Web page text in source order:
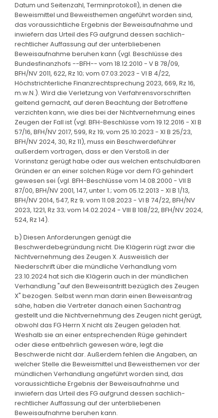
Datum und Seitenzahl, Terminprotokoll), in denen die
Beweismittel und Beweisthemen angeführt worden sind,
das voraussichtliche Ergebnis der Beweisaufnahme und
inwiefern das Urteil des FG aufgrund dessen sachlich-
rechtlicher Auffassung auf der unterbliebenen
Beweisaufnahme beruhen kann (vgl. Beschlüsse des
Bundesfinanzhofs --BFH-- vom 18.12.2010 - V B 78/09,
BFH/NV 2011, 622, Rz 10; vom 07.03.2023 - VI B 4/22,
Höchstrichterliche Finanzrechtsprechung 2023, 669, Rz 16,
m.w.N.). Wird die Verletzung von Verfahrensvorschriften
geltend gemacht, auf deren Beachtung der Betroffene
verzichten kann, wie dies bei der Nichtvernehmung eines
Zeugen der Fall ist (vgl. BFH-Beschlüsse vom 19.12.2016 - XI B
57/16, BFH/NV 2017, 599, Rz 19; vom 25.10.2023 - XI B 25/23,
BFH/NV 2024, 30, Rz 11), muss ein Beschwerdeführer
außerdem vortragen, dass er den Verstoß in der
Vorinstanz gerügt habe oder aus welchen entschuldbaren
Gründen er an einer solchen Rüge vor dem FG gehindert
gewesen sei (vgl. BFH-Beschlüsse vom 14.08.2000 - VII B
87/00, BFH/NV 2001, 147, unter 1.; vom 05.12.2013 - XI B 1/13,
BFH/NV 2014, 547, Rz 9; vom 11.08.2023 - VI B 74/22, BFH/NV
2023, 1221, Rz 33; vom 14.02.2024 - VIII B 108/22, BFH/NV 2024,
524, Rz 14).
b) Diesen Anforderungen genügt die
Beschwerdebegründung nicht. Die Klägerin rügt zwar die
Nichtvernehmung des Zeugen X. Ausweislich der
Niederschrift über die mündliche Verhandlung vom
23.10.2024 hat sich die Klägerin auch in der mündlichen
Verhandlung "auf den Beweisantritt bezüglich des Zeugen
X" bezogen. Selbst wenn man darin einen Beweisantrag
sähe, haben die Vertreter danach einen Sachantrag
gestellt und die Nichtvernehmung des Zeugen nicht gerügt,
obwohl das FG Herrn X nicht als Zeugen geladen hat.
Weshalb sie an einer entsprechenden Rüge gehindert
oder diese entbehrlich gewesen wäre, legt die
Beschwerde nicht dar. Außerdem fehlen die Angaben, an
welcher Stelle die Beweismittel und Beweisthemen vor der
mündlichen Verhandlung angeführt worden sind, das
voraussichtliche Ergebnis der Beweisaufnahme und
inwiefern das Urteil des FG aufgrund dessen sachlich-
rechtlicher Auffassung auf der unterbliebenen
Beweisaufnahme beruhen kann.